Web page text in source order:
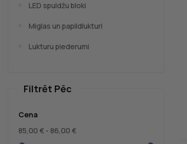
LED spuldžu bloki
Miglas un papildlukturi
Lukturu piederumi
Filtrēt Pēc
Cena
85,00 € - 86,00 €